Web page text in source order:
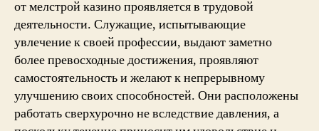
от мелстрой казино проявляется в трудовой
деятельности. Служащие, испытывающие
увлечение к своей профессии, выдают заметно
более превосходные достижения, проявляют
самостоятельность и желают к непрерывному
улучшению своих способностей. Они расположены
работать сверхурочно не вследствие давления, а